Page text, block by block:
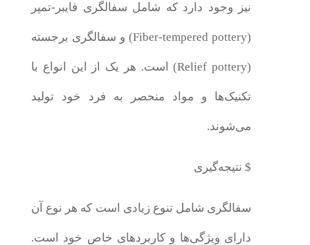
نیز وجود دارد که شامل سفالگری فایبر-تمپر
(Fiber-tempered pottery) و سفالگری برجسته
(Relief pottery) است. هر یک از این انواع با
تکنیک‌ها و مواد منحصر به فرد خود تولید
می‌شوند.
$ نتیجه‌گیری
سفالگری شامل تنوع زیادی است که هر نوع آن
دارای ویژگی‌ها و کاربردهای خاص خود است.